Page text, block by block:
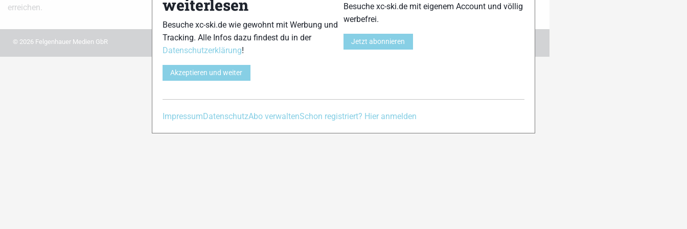
erreichen.
© 2026 Felgenhauer Medien GbR Kontakt Impressum Datenschutz
weiterlesen
Besuche xc-ski.de wie gewohnt mit Werbung und
Tracking. Alle Infos dazu findest du in der
Datenschutzerklärung!
Akzeptieren und weiter
Besuche xc-ski.de mit eigenem Account und völlig
werbefrei.
Jetzt abonnieren
ImpressumDatenschutzAbo verwaltenSchon registriert? Hier anmelden